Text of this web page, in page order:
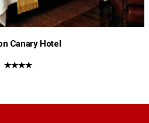
Canary Hotel
★★★★